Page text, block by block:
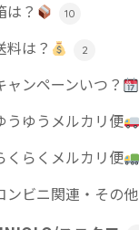
は？ 10
料は？ 2
ャンペーンいつ？
うゆうメルカリ便
くらくメルカリ便
ンビニ関連・その他